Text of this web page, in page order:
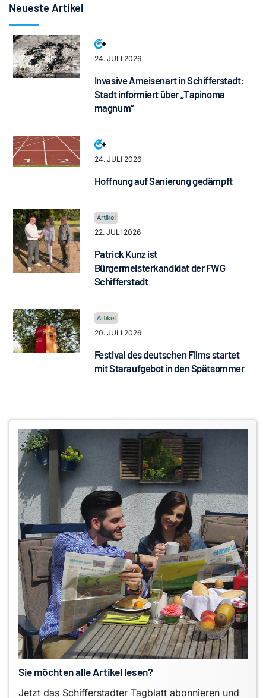
Neueste Artikel
24. JULI 2026
Invasive Ameisenart in Schifferstadt:
Stadt informiert über „Tapinoma
magnum“
24. JULI 2026
Hoffnung auf Sanierung gedämpft
22. JULI 2026
Patrick Kunz ist
Bürgermeisterkandidat der FWG
Schifferstadt
20. JULI 2026
Festival des deutschen Films startet
mit Staraufgebot in den Spätsommer
Sie möchten alle Artikel lesen?
Jetzt das Schifferstadter Tagblatt abonnieren und